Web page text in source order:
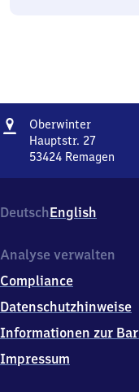
Adresse
Oberwinter
Hauptstr. 27
53424 Remagen
27,
5
4
4
Remagen
DeutschEnglish
Analyse verwalten
Compliance
Datenschutzhinweise
Informationen zur
Impressum